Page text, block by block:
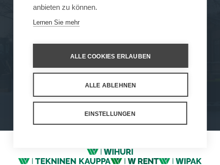
MASCHINEN
ARBEITSGERÄTE
WARTUNG UND
Privacy StatementPrivacy Policy
Cookie Settings
anbieten zu können.
Lernen Sie mehr
ALLE COOKIES ERLAUBEN
ALLE ABLEHNEN
EINSTELLUNGEN